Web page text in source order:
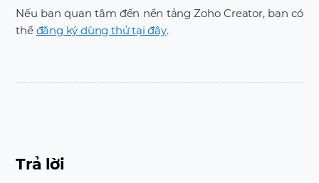
Nếu bạn quan tâm đến nền tảng Zoho Creator, bạn có
thể đăng ký dùng thử tại đây.
Trả lời